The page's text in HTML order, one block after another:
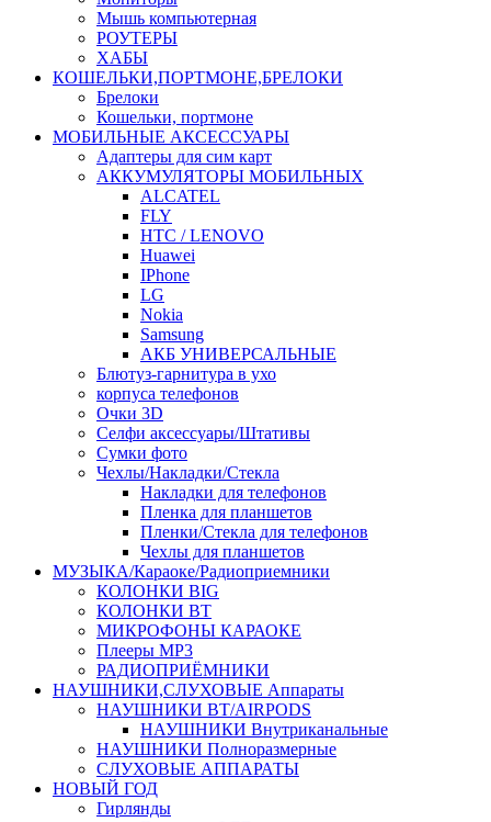
Мышь компьютерная
РОУТЕРЫ
ХАБЫ
КОШЕЛЬКИ,ПОРТМОНЕ,БРЕЛОКИ
Брелоки
Кошельки, портмоне
МОБИЛЬНЫЕ АКСЕССУАРЫ
Адаптеры для сим карт
АККУМУЛЯТОРЫ МОБИЛЬНЫХ
ALCATEL
FLY
HTC / LENOVO
Huawei
IPhone
LG
Nokia
Samsung
АКБ УНИВЕРСАЛЬНЫЕ
Блютуз-гарнитура в ухо
корпуса телефонов
Очки 3D
Селфи аксессуары/Штативы
Сумки фото
Чехлы/Накладки/Стекла
Накладки для телефонов
Пленка для планшетов
Пленки/Стекла для телефонов
Чехлы для планшетов
МУЗЫКА/Караоке/Радиоприемники
КОЛОНКИ BIG
КОЛОНКИ BT
МИКРОФОНЫ КАРАОКЕ
Плееры MP3
РАДИОПРИЁМНИКИ
НАУШНИКИ,СЛУХОВЫЕ Аппараты
НАУШНИКИ BT/AIRPODS
НАУШНИКИ Внутриканальные
НАУШНИКИ Полноразмерные
СЛУХОВЫЕ АППАРАТЫ
НОВЫЙ ГОД
Гирлянды